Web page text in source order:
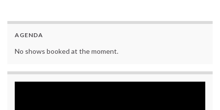
AGENDA
No shows booked at the moment.